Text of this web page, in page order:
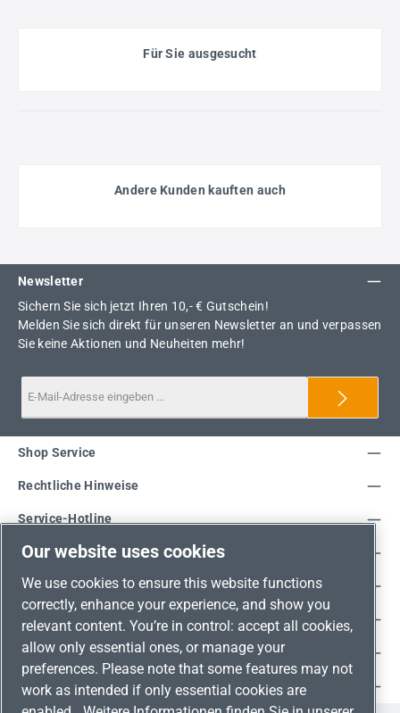
Für Sie ausgesucht
Andere Kunden kauften auch
Newsletter
Sichern Sie sich jetzt Ihren 10,- € Gutschein!
Melden Sie sich direkt für unseren Newsletter an und verpassen
Sie keine Aktionen und Neuheiten mehr!
Service-Hotline
Shop Service
Rechtliche Hinweise
Unsere Vorteile
Versandarten
Zahlungsarten
Adresse
Umweltschutz & Partnerschaft
Our website uses cookies
We use cookies to ensure this website functions
correctly, enhance your experience, and show you
relevant content. You’re in control: accept all cookies,
allow only essential ones, or manage your
preferences. Please note that some features may not
work as intended if only essential cookies are